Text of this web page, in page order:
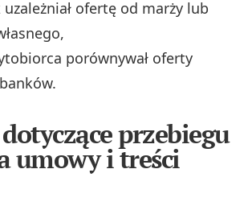
uzależniał ofertę od marży lub
porównywał oferty
przebiegu
umowy i treści